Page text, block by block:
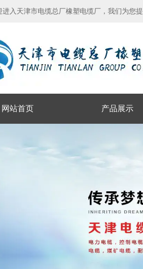
进入天津市电缆总厂橡塑电缆厂，我们为您
网站首页 产品展示